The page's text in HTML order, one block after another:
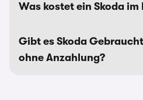
Was kostet ein Skoda im
Gibt es Skoda
ohne Anzahlung?